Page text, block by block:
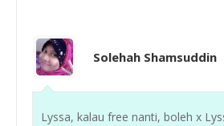
Solehah Shamsuddin
Lyssa, kalau free nanti, boleh x